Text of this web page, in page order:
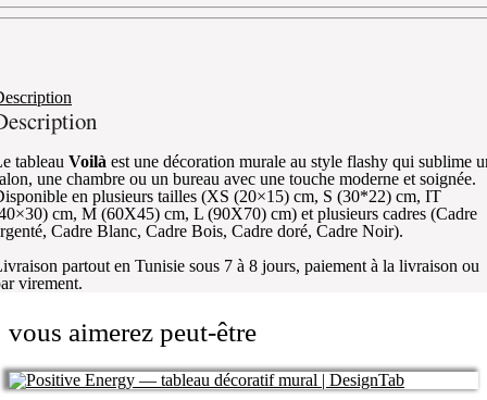
tableau Voilà est une décoration murale au style flashy qui sublime
une chambre ou un bureau avec une touche moderne et soignée.
en plusieurs tailles (XS (20×15) cm, S (30*22) cm, IT
cm, M (60X45) cm, L (90X70) cm) et plusieurs cadres (Cadre
Cadre Blanc, Cadre Bois, Cadre doré, Cadre Noir).
partout en Tunisie sous 7 à 8 jours, paiement à la livraison ou
virement.
vous aimerez peut-être